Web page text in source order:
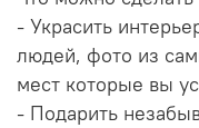
- Украсить
людей, фото из
мест которые вы
- Подарить